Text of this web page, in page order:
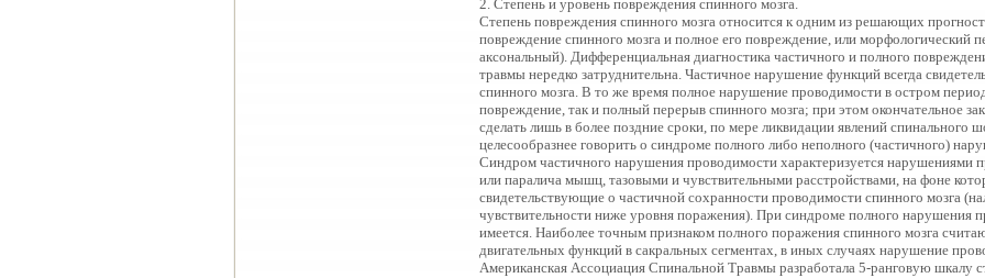
2. Степень и уровень повреждения спинного мозга.
Степень повреждения спинного мозга относится к одним из решающих прогностических факторов. Различают частичное повреждение спинного мозга и полное его повреждение, или морфологический перерыв (анатомический либо аксональный). Дифференциальная диагностика частичного и полного повреждения спинного мозга в остром периоде травмы нередко затруднительна. Частичное нарушение функций всегда свидетельствует о частичном повреждении спинного мозга. В то же время полное нарушение проводимости в остром периоде может сопровождать как частичное повреждение, так и полный перерыв спинного мозга; при этом окончательное заключение о степени повреждения можно сделать лишь в более поздние сроки, по мере ликвидации явлений спинального шока. Поэтому в остром периоде ПСМТ целесообразнее говорить о синдроме полного либо неполного (частичного) нарушения проводимости спинного мозга. Синдром частичного нарушения проводимости характеризуется нарушениями проводниковых функций в виде пареза или паралича мышц, тазовыми и чувствительными расстройствами, на фоне которых имеются признаки, свидетельствующие о частичной сохранности проводимости спинного мозга (наличие каких-либо движений и/или чувствительности ниже уровня поражения). При синдроме полного нарушения проводимости таких признаков не имеется. Наиболее точным признаком полного поражения спинного мозга считают отсутствие чувствительных и двигательных функций в сакральных сегментах, в иных случаях нарушение проводимости является неполным. Американская Ассоциация Спинальной Травмы разработала 5-ранговую шкалу степени нарушения проводимости спинного мозга. Рангу "А" (полное нарушение проводимости) соответствует отсутствие сенсорных и моторных функций в сегментах S4-S5; рангу "В" (неполное нарушение) - наличие ниже уровня поражения (в том числе в сегментах S4-S5) чувствительности при отсутствии движений; рангу "С" (неполное нарушение) - наличие ниже уровня поражения движений при силе большинства ключевых мышц менее 3-х баллов; рангу "Д" (неполное нарушение) - наличие ниже уровня поражения движений при силе большинства ключевых мышц 3 балла и более; рангу "Е"(норма) - полная сохранность чувствительных и двигательных функций. Определение степени нарушения проводимости имеет важное прогностическое значение. Чем больше изначальная сохранность двигательных функций, тем обычно быстрее и полнее идет восстановление. Так, если через месяц после травмы сила мышц составляет 0 баллов, то через год достижение силы в 3 бачла можно ожидать лишь в 25% случаев; если через месяц сила мышц составила 1-2 балла, то через год она обычно возрастает до 3-х баллов; у больных с полной тетраплегией, сохраняющейся к концу 1-го месяца после травмы, редко можно ожидать существенного улучшения функций нижних конечностей. Отдельно необходимо остановиться на понятии спиналъного шока. Пато-генетические и патофизиологические механизмы спинномозгового (спинального) шока до конца не выяснены. Клинически он выражается в атоническом параличе, арефлексии, анестезии всех видов чувствительности ниже уровня травмы, а в некоторых случаях и на 2 - 3 сегмента выше этого уровня, отсутствии функций тазовых органов, быстром присоединении трофических расстройств. Это происходит в результате травматического перераздражения спинного мозга или лишения сугграспинального влияния на него со стороны среднего и продолговатого мозга с нарушением межнейрональных связей. Для спинального шока характерна обратимость неврологических нарушений в остром и раннем периодах позвоночно-спинномозг вой травмы. Глубина и продолжительность шока зависят от тяжести травмы. Первыми признаком окончания спинномозгового шока являются восстановление бульбокавернозного рефлекса и смыкания ануса. Спинальный шок поддерживается или даже углубляется, если не ликвилированы сдавление спинного мозга и іестабильность позвоночника. Поддерживают спинальный шок и воспалительные осложнения со стороны мочевыводящих путей, легких, а также гемодинамические расстройства. В этих случаях шок может длиться месяцами и даже годами, поддерживая и углубляя образовавшиеся пролежни, препятствуя выработке спинального автоматизма функции тазовых органов. Наличие или отсутствие спинального шока никоим образом не влияет на вопросы показаний или противопоказаний к оперативному лечению позвоночно-спинномозг вой травмы. Уровень травмы спинного мозга (кранио-спинальный, шейное утолщение, грудной отдел, поясничное утолщение, конус и корешки конского хвоста) определяет распространенность клинических проявлений и, соответственно, способность больного к самообслуживанию и передвижению, прогноз восстановления его нормальной жизнедеятельности. Необходимо учитывать, что травма может сопровождаться повреждением спинного мозга не только в месте приложения травмирующей силы, но и на отдалении вследствие расстройств крово и лимфообращения, развития травматического миелита. Поэтому важно определить неврологический уровень поражения, под которым понимают наиболее каулальный сегмент спинного мозга, который еще обеспечивает нормальную двигательную и чувствительную иннервацию обеих сторон тела [Yarkony G., Chen D.,1996], Травма спинного мозга на уровне шейных позвонков характеризуется преобладанием тяжелых видов -повреждения (ушиб, сдавление, гематомие лия) и высокой летальностью (от 35 до 70%). Повреждение на уровне С1-С4 сегментов спинного мозга (кранио-спинальный переход) вызывает так называемую "высокую" тетраплегию, сопровождающуюся не только двигательными нарушениями в верхних и нижних конечностях, чувствительными и тазовыми расстройствами, но и нарушением дыхания вследствии денервадии диафрагмы, межреберных и абдоминальных мышц. Выжившие больные с тяжелой травмой выше уровня С4 нуждаются в искусственной вентиляциии и лишены малейшей возможности самообслуживания. Неврологический уровень повреждения шейного утолщения спинного мозга, соответствующий сегменту С5, характеризуется возможностью сгибания руки в локтевом суставе; уровень С6- возможностью сгибания в локтевом суставе и радиального разгибания кисти в кистевом суставе; уровень С7-возможностью сгибания и разгибания руки в локтевом суставе, разгибания и сгибания кисти в кистевом суставе, разгибания пальцев; уровень С8 - дополнительно к вышеуказанному, сохранностью сгибания пальцев. Повреждения грудного отдела спинного мозга характеризуются параличом или парезом ног (в период спинального шока - вялым, затем - спастическим), нарушением чувствительности ниже уровня поражения по проводниковому типу, тазовыми проводниковыми расстройствами. Повреждение верхнегрудного отдела спинного